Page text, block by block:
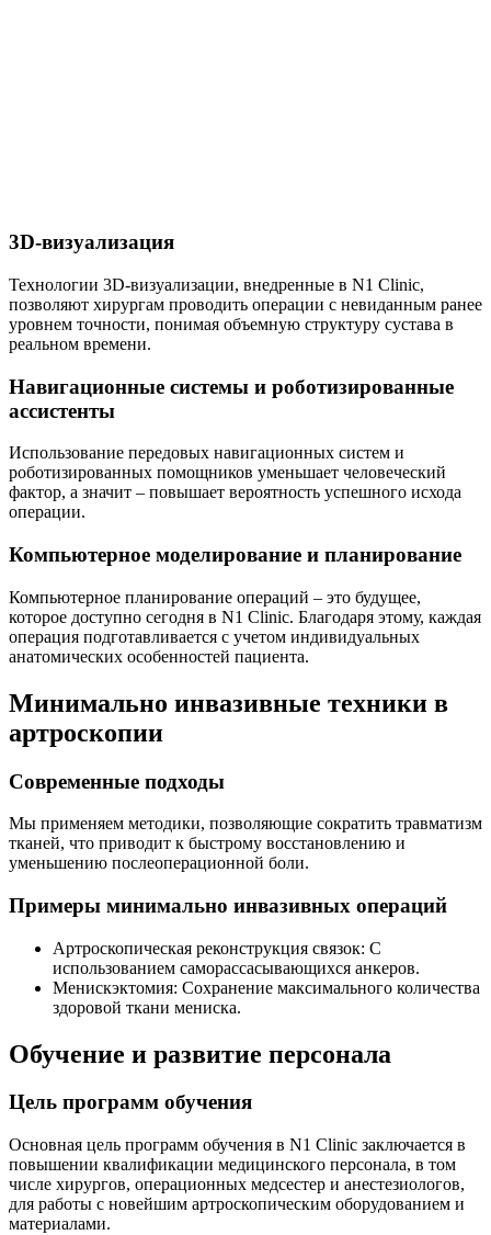
3D-визуализация
Технологии 3D-визуализации, внедренные в N1 Clinic,
позволяют хирургам проводить операции с невиданным ранее
уровнем точности, понимая объемную структуру сустава в
реальном времени.
Навигационные системы и роботизированные
ассистенты
Использование передовых навигационных систем и
роботизированных помощников уменьшает человеческий
фактор, а значит – повышает вероятность успешного исхода
операции.
Компьютерное моделирование и планирование
Компьютерное планирование операций – это будущее,
которое доступно сегодня в N1 Clinic. Благодаря этому, каждая
операция подготавливается с учетом индивидуальных
анатомических особенностей пациента.
Минимально инвазивные техники в
артроскопии
Современные подходы
Мы применяем методики, позволяющие сократить травматизм
тканей, что приводит к быстрому восстановлению и
уменьшению послеоперационной боли.
Примеры минимально инвазивных операций
Артроскопическая реконструкция связок: С
использованием саморассасывающихся анкеров.
Менискэктомия: Сохранение максимального количества
здоровой ткани мениска.
Обучение и развитие персонала
Цель программ обучения
Основная цель программ обучения в N1 Clinic заключается в
повышении квалификации медицинского персонала, в том
числе хирургов, операционных медсестер и анестезиологов,
для работы с новейшим артроскопическим оборудованием и
материалами.